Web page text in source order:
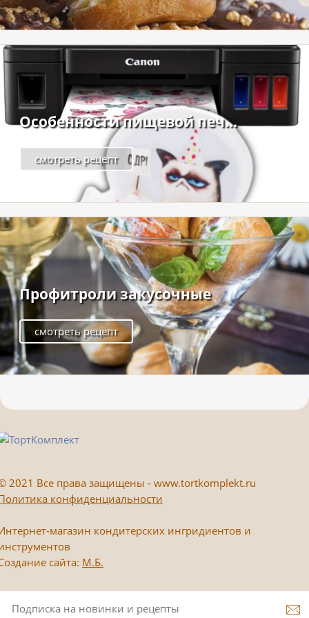
Особенности пищевой печ...
смотреть рецепт
Профитроли закусочные
смотреть рецепт
2021 Все права защищены - www.tortkomplekt.ru
конфиденциальности
магазин кондитерских ингридиентов и
сайта: М.Б.